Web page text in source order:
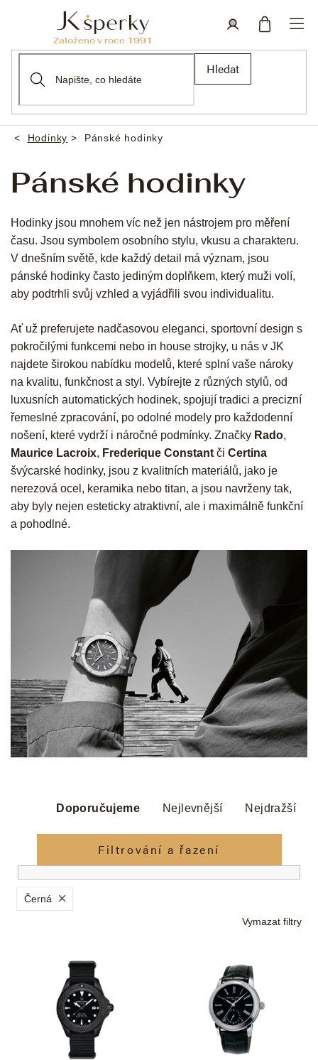
Hledat
Domů
Hodinky Pánské hodinky
Pánské hodinky
Hodinky jsou mnohem víc než jen nástrojem pro měření
času. Jsou symbolem osobního stylu, vkusu a charakteru.
V dnešním světě, kde každý detail má význam, jsou
pánské hodinky často jediným doplňkem, který muži volí,
aby podtrhli svůj vzhled a vyjádřili svou individualitu.
Ať už preferujete nadčasovou eleganci, sportovní design s
pokročilými funkcemi nebo in house strojky, u nás v JK
najdete širokou nabídku modelů, které splní vaše nároky
na kvalitu, funkčnost a styl. Vybírejte z různých stylů, od
luxusních automatických hodinek, spojují tradici a precizní
řemeslné zpracování, po odolné modely pro každodenní
nošení, které vydrží i náročné podmínky. Značky Rado,
Maurice Lacroix, Frederique Constant či Certina
švýcarské hodinky, jsou z kvalitních materiálů, jako je
nerezová ocel, keramika nebo titan, a jsou navrženy tak,
aby byly nejen esteticky atraktivní, ale i maximálně funkční
a pohodlné.
z
n
í
p
r
Doporučujeme Nejlevnější Nejdražší
Filtrování a řazení
Černá
Vymazat filtry